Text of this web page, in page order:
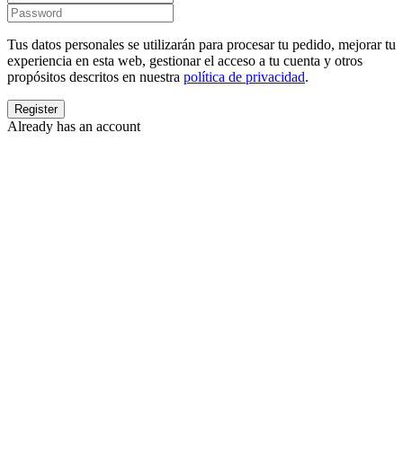
Tus datos personales se utilizarán para procesar tu pedido, mejorar tu
experiencia en esta web, gestionar el acceso a tu cuenta y otros
propósitos descritos en nuestra política de privacidad.
Already has an account